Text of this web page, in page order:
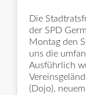
Die
der SPD
Montag den
uns die
Ausführlich
(Dojo),